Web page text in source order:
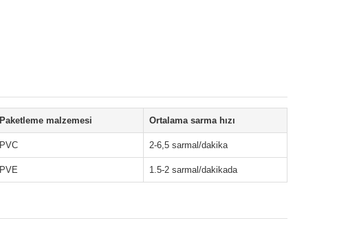
Paketleme malzemesi Ortalama sarma hızı
PVC 2-6,5 sarmal/dakika
PVE 1.5-2 sarmal/dakikada